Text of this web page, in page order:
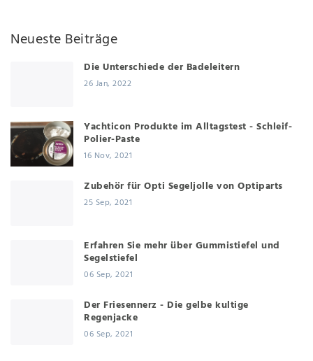
Neueste Beiträge
Die Unterschiede der Badeleitern
26 Jan, 2022
Yachticon Produkte im Alltagstest - Schleif-
Polier-Paste
16 Nov, 2021
Zubehör für Opti Segeljolle von Optiparts
25 Sep, 2021
Erfahren Sie mehr über Gummistiefel und
Segelstiefel
06 Sep, 2021
Der Friesennerz - Die gelbe kultige
Regenjacke
06 Sep, 2021